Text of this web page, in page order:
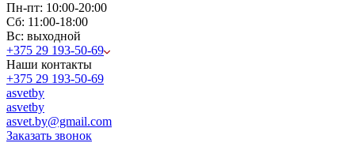
Пн-пт: 10:00-20:00
Сб: 11:00-18:00
Вс: выходной
+375 29 193-50-69
Наши контакты
+375 29 193-50-69
asvetby
asvetby
asvet.by@gmail.com
Заказать звонок